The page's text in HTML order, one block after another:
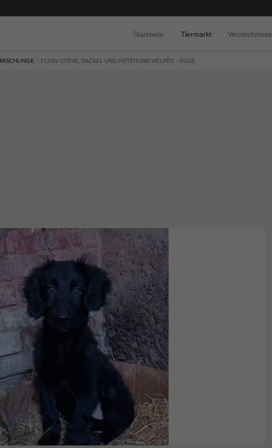
Startseite Tiermarkt Verzeichnisse
MISCHLINGE FLINN/ STEVE, DACKEL UND HÜTEHUND WELPEN - RÜDE